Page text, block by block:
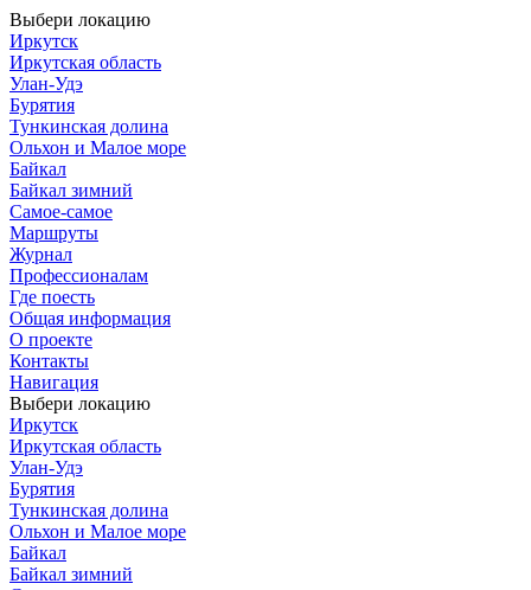
Выбери локацию
Иркутск
Иркутская область
Улан-Удэ
Бурятия
Тункинская долина
Ольхон и Малое море
Байкал
Байкал зимний
Самое-самое
Маршруты
Журнал
Профессионалам
Где поесть
Общая информация
О проекте
Контакты
Навигация
Выбери локацию
Иркутск
Иркутская область
Улан-Удэ
Бурятия
Тункинская долина
Ольхон и Малое море
Байкал
Байкал зимний